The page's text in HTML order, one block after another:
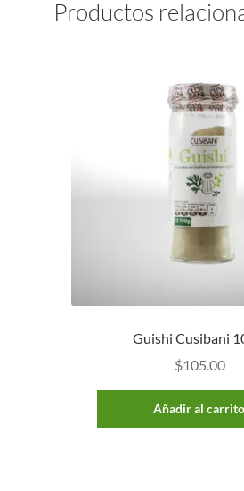
Productos
Guishi Cusibani
$105.00
Añadir al carrito